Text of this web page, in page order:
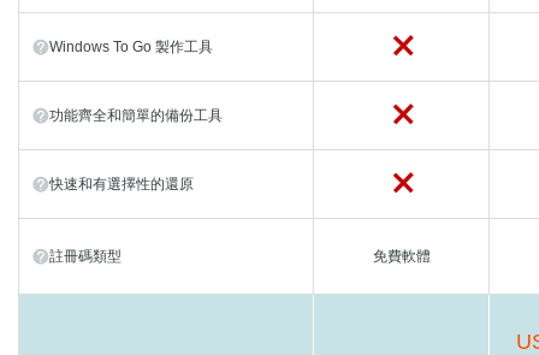
Windows To Go 製作工具
功能齊全和簡單的備份工具
快速和有選擇性的還原
註冊碼類型 免費軟體